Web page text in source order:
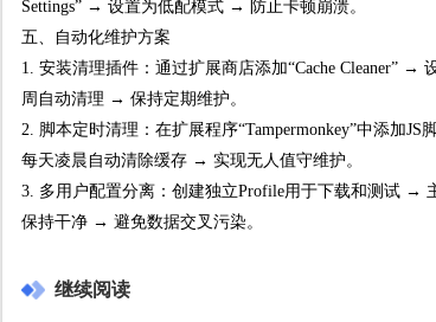
Settings” → 设置为低配模式 → 防止卡顿崩溃。
五、自动化维护方案
1. 安装清理插件：通过扩展商店添加“Cache Cleaner” →
周自动清理 → 保持定期维护。
2. 脚本定时清理：在扩展程序“Tampermonkey”中添加JS
每天凌晨自动清除缓存 → 实现无人值守维护。
3. 多用户配置分离：创建独立Profile用于下载和测试 →
保持干净 → 避免数据交叉污染。
继续阅读